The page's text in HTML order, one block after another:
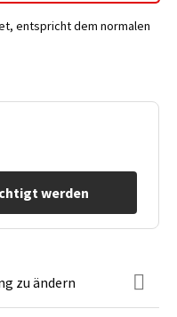
werden
entspricht dem normalen
zu ändern